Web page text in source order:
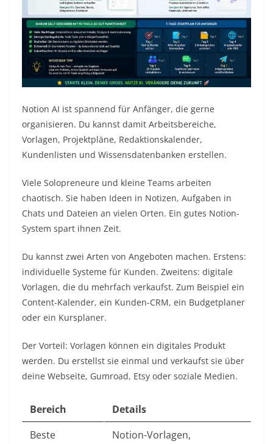
Notion AI ist spannend für Anfänger, die gerne
organisieren. Du kannst damit Arbeitsbereiche,
Vorlagen, Projektpläne, Redaktionskalender,
Kundenlisten und Wissensdatenbanken erstellen.
Viele Solopreneure und kleine Teams arbeiten
chaotisch. Sie haben Ideen in Notizen, Aufgaben in
Chats und Dateien an vielen Orten. Ein gutes Notion-
System spart ihnen Zeit.
Du kannst zwei Arten von Angeboten machen. Erstens:
individuelle Systeme für Kunden. Zweitens: digitale
Vorlagen, die du mehrfach verkaufst. Zum Beispiel ein
Content-Kalender, ein Kunden-CRM, ein Budgetplaner
oder ein Kursplaner.
Der Vorteil: Vorlagen können ein digitales Produkt
werden. Du erstellst sie einmal und verkaufst sie über
deine Webseite, Gumroad, Etsy oder soziale Medien.
Bereich
Details
Beste
Notion-Vorlagen,